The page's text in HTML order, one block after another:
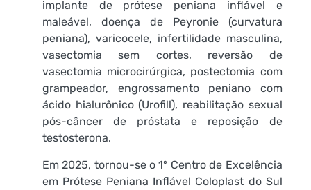
implante de prótese peniana inflável e
maleável, doença de Peyronie (curvatura
peniana), varicocele, infertilidade masculina,
vasectomia sem cortes, reversão de
vasectomia microcirúrgica, postectomia com
grampeador, engrossamento peniano com
ácido hialurônico (Urofill), reabilitação sexual
pós-câncer de próstata e reposição de
testosterona.
Em 2025, tornou-se o 1º Centro de Excelência
em Prótese Peniana Inflável Coloplast do Sul